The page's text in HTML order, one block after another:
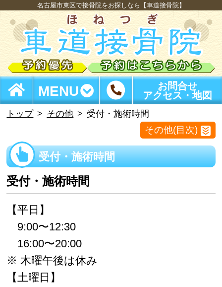
名古屋市東区で接骨院をお探しなら【車道接骨院】
MENU
お問合せ
アクセス・地図
トップ その他 受付・施術時間
その他(目次)
受付・施術時間
受付・施術時間
【平日】
9:00〜12:30
16:00〜20:00
※ 木曜午後は休み
【土曜日】